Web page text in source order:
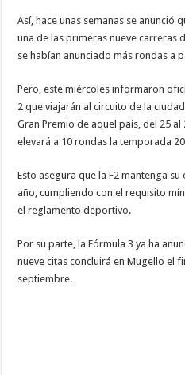
Así, hace unas semanas se anunció
una de las primeras nueve carreras
se habían anunciado más rondas a
Pero, este miércoles informaron
2 que viajarán al circuito de la
Gran Premio de aquel país, del 25
elevará a 10 rondas la temporada
Esto asegura que la F2 mantenga
año, cumpliendo con el requisito
el reglamento deportivo.
Por su parte, la Fórmula 3 ya ha
nueve citas concluirá en Mugello el
septiembre.